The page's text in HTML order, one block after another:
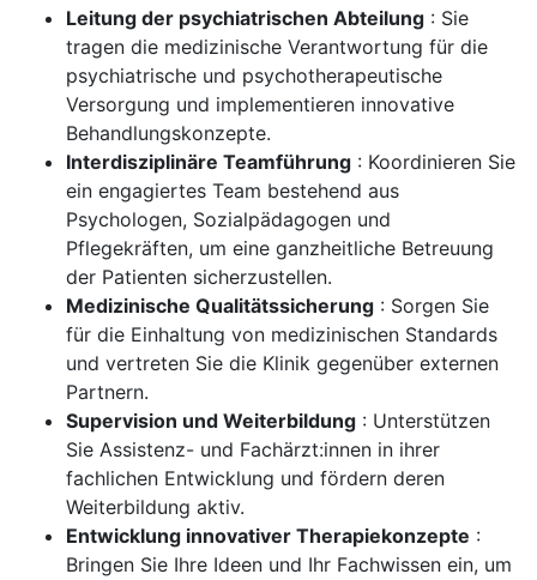
Leitung der psychiatrischen Abteilung : Sie
tragen die medizinische Verantwortung für die
psychiatrische und psychotherapeutische
Versorgung und implementieren innovative
Behandlungskonzepte.
Interdisziplinäre Teamführung : Koordinieren Sie
ein engagiertes Team bestehend aus
Psychologen, Sozialpädagogen und
Pflegekräften, um eine ganzheitliche Betreuung
der Patienten sicherzustellen.
Medizinische Qualitätssicherung : Sorgen Sie
für die Einhaltung von medizinischen Standards
und vertreten Sie die Klinik gegenüber externen
Partnern.
Supervision und Weiterbildung : Unterstützen
Sie Assistenz- und Fachärzt:innen in ihrer
fachlichen Entwicklung und fördern deren
Weiterbildung aktiv.
Entwicklung innovativer Therapiekonzepte :
Bringen Sie Ihre Ideen und Ihr Fachwissen ein, um